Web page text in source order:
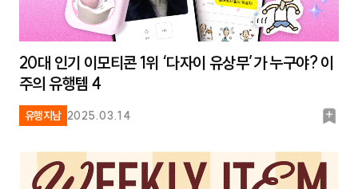
20대 인기 이모티콘 1위 ‘다자이 유상무’가 누구야? 이
주의 유행템 4
유행지남 2025.03.14
북
크